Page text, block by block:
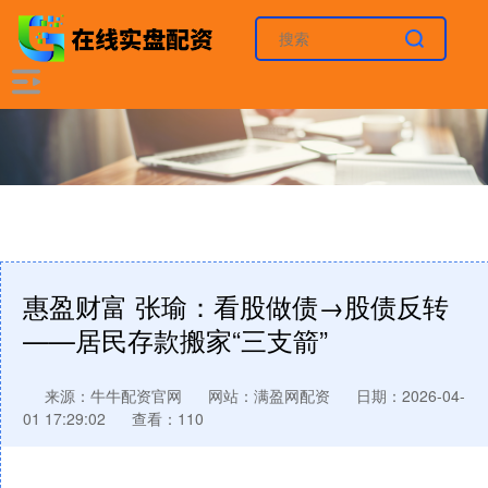
惠盈财富 张瑜：看股做债→股债反转
——居民存款搬家“三支箭”
来源：牛牛配资官网 网站：满盈网配资
日期：2026-04-
01 17:29:02
查看：110